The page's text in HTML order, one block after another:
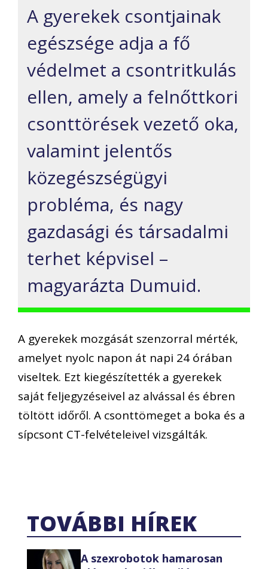
A gyerekek csontjainak
egészsége adja a fő
védelmet a csontritkulás
ellen, amely a felnőttkori
csonttörések vezető oka,
valamint jelentős
közegészségügyi
probléma, és nagy
gazdasági és társadalmi
terhet képvisel –
magyarázta Dumuid.
A gyerekek mozgását szenzorral mérték,
amelyet nyolc napon át napi 24 órában
viseltek. Ezt kiegészítették a gyerekek
saját feljegyzéseivel az alvással és ébren
töltött időről. A csonttömeget a boka és a
sípcsont CT-felvételeivel vizsgálták.
TOVÁBBI HÍREK
A szexrobotok hamarosan